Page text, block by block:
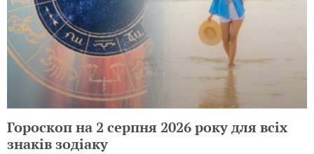
Гороскоп на 2 серпня 2026 року для всіх
знаків зодіаку